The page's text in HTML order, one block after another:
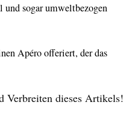
sogar umweltbezogen
Apéro offeriert, der das
Verbreiten dieses Artikels!